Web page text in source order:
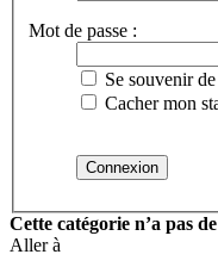
Mot de passe :
Se souvenir
Cacher mon
Cette catégorie n’a pas
Aller à